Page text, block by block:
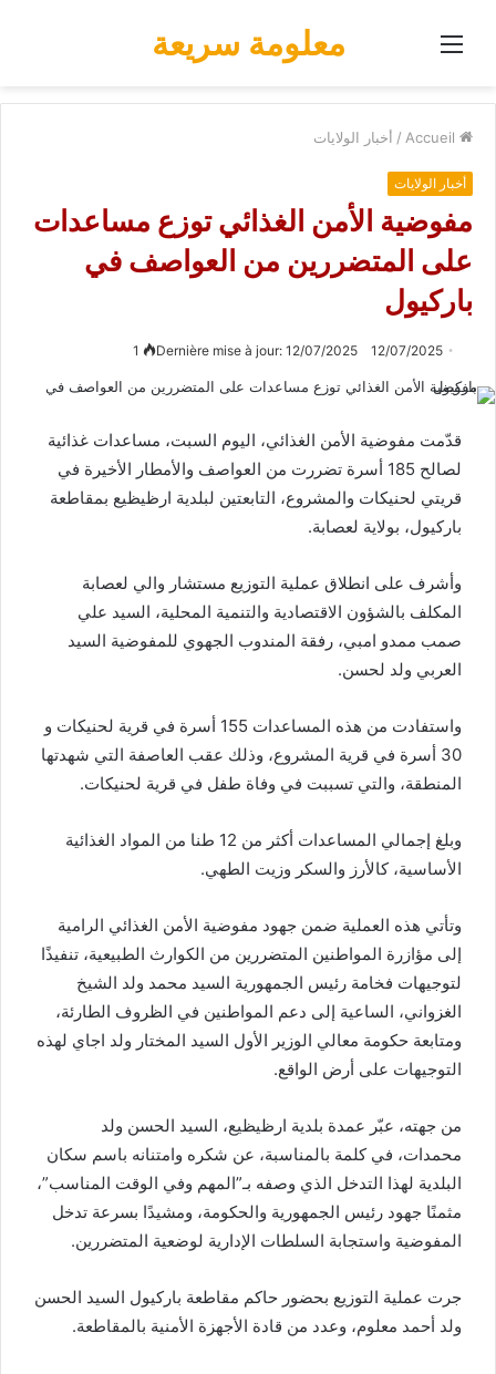
Menu معلومة سريعة
/ أخبار الولايات
أخبار الولايات
مفوضية الأمن الغذائي توزع مساعدات
على المتضررين من العواصف في
باركيول
12/07/2025
Dernière mise à jour: 12/07/2025
قدّمت مفوضية الأمن الغذائي، اليوم السبت، مساعدات غذائية
لصالح 185 أسرة تضررت من العواصف والأمطار الأخيرة في
قريتي لحنيكات والمشروع، التابعتين لبلدية ارظيظيع بمقاطعة
باركيول، بولاية لعصابة.
وأشرف على انطلاق عملية التوزيع مستشار والي لعصابة
المكلف بالشؤون الاقتصادية والتنمية المحلية، السيد علي
صمب ممدو امبي، رفقة المندوب الجهوي للمفوضية السيد
العربي ولد لحسن.
واستفادت من هذه المساعدات 155 أسرة في قرية لحنيكات و
30 أسرة في قرية المشروع، وذلك عقب العاصفة التي شهدتها
المنطقة، والتي تسببت في وفاة طفل في قرية لحنيكات.
وبلغ إجمالي المساعدات أكثر من 12 طنا من المواد الغذائية
الأساسية، كالأرز والسكر وزيت الطهي.
وتأتي هذه العملية ضمن جهود مفوضية الأمن الغذائي الرامية
إلى مؤازرة المواطنين المتضررين من الكوارث الطبيعية، تنفيذًا
لتوجيهات فخامة رئيس الجمهورية السيد محمد ولد الشيخ
الغزواني، الساعية إلى دعم المواطنين في الظروف الطارئة،
ومتابعة حكومة معالي الوزير الأول السيد المختار ولد اجاي لهذه
التوجيهات على أرض الواقع.
من جهته، عبّر عمدة بلدية ارظيظيع، السيد الحسن ولد
محمدات، في كلمة بالمناسبة، عن شكره وامتنانه باسم سكان
البلدية لهذا التدخل الذي وصفه بـ”المهم وفي الوقت المناسب”،
مثمنًا جهود رئيس الجمهورية والحكومة، ومشيدًا بسرعة تدخل
المفوضية واستجابة السلطات الإدارية لوضعية المتضررين.
جرت عملية التوزيع بحضور حاكم مقاطعة باركيول السيد الحسن
ولد أحمد معلوم، وعدد من قادة الأجهزة الأمنية بالمقاطعة.